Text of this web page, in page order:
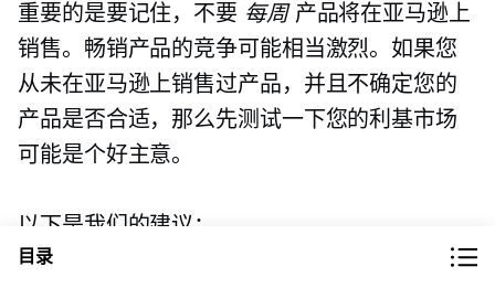
重要的是要记住，不要 每周产品将在亚马逊上
销售。畅销产品的竞争可能相当激烈。如果您
从未在亚马逊上销售过产品，并且不确定您的
产品是否合适，那么先测试一下您的利基市场
可能是个好主意。
以下是我们的建议：
目录